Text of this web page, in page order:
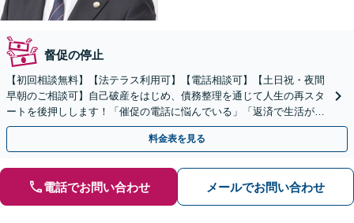
督促の停止
【初回相談無料】【法テラス利用可】【電話相談可】【土日祝・夜間
早朝のご相談可】自己破産をはじめ、債務整理を通じて人生の再スタ
ートを後押しします！「催促の電話に悩んでいる」「返済で生活が苦
しい」等、借金でお困りの方を全力でサポートします。
料金表を見る
電話でお問い合わせ メールでお問い合わせ